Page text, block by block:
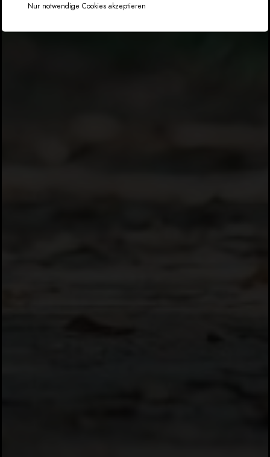
Nur notwendige Cookies akzeptieren